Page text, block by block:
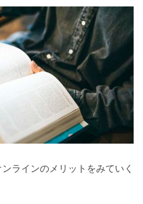
ラインのメリットをみていく